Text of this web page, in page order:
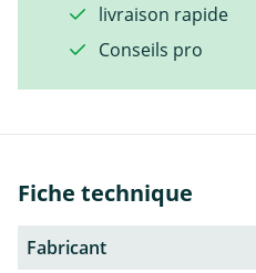
livraison rapide
Conseils pro
Fiche technique
Fabricant